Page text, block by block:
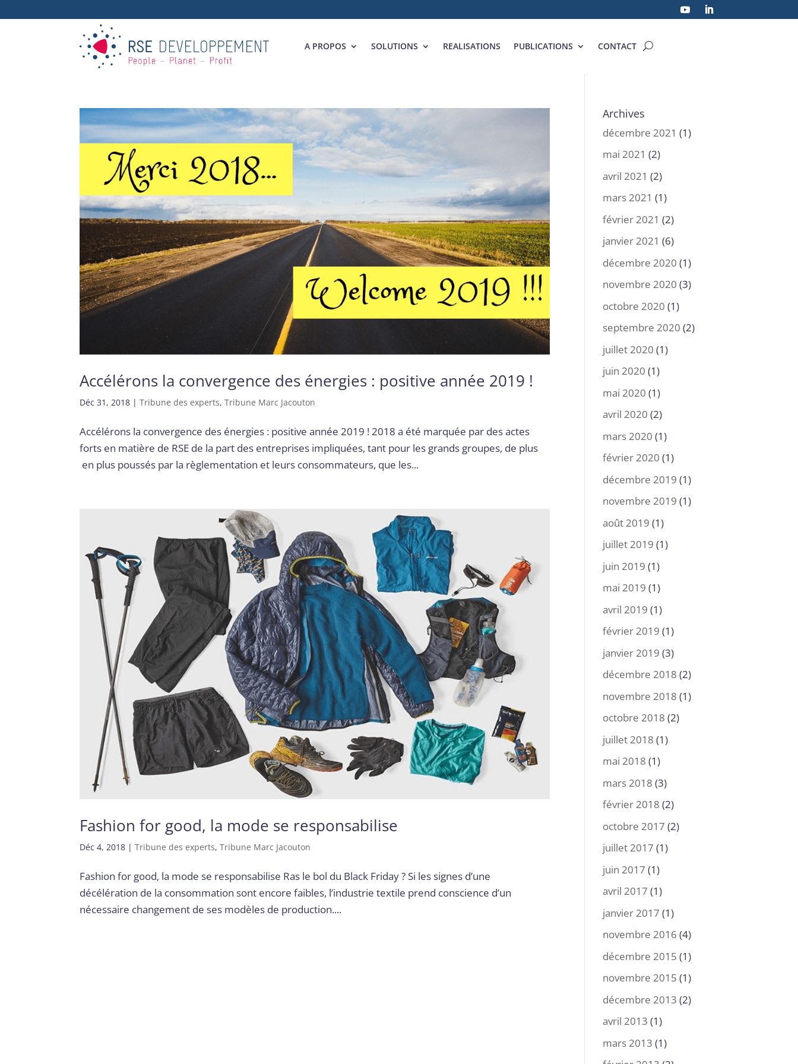
A PROPOS SOLUTIONS REALISATIONS PUBLICATIONS CONTACT
Accélérons la convergence des énergies : positive année 2019 !
Déc 31, 2018 |Tribune des experts,Tribune Marc Jacouton
Accélérons la convergence des énergies : positive année 2019 ! 2018 a été marquée par des actes
forts en matière de RSE de la part des entreprises impliquées, tant pour les grands groupes, de plus
en plus poussés par la règlementation et leurs consommateurs, que les...
Fashion for good, la mode se responsabilise
Déc 4, 2018 |Tribune des experts,Tribune Marc Jacouton
Fashion for good, la mode se responsabilise Ras le bol du Black Friday ? Si les signes d’une
décélération de la consommation sont encore faibles, l’industrie textile prend conscience d’un
nécessaire changement de ses modèles de production....
Archives
décembre 2021 (1)
mai 2021 (2)
avril 2021 (2)
mars 2021 (1)
février 2021 (2)
janvier 2021 (6)
décembre 2020 (1)
novembre 2020 (3)
octobre 2020 (1)
septembre 2020 (2)
juillet 2020 (1)
juin 2020 (1)
mai 2020 (1)
avril 2020 (2)
mars 2020 (1)
février 2020 (1)
décembre 2019 (1)
novembre 2019 (1)
août 2019 (1)
juillet 2019 (1)
juin 2019 (1)
mai 2019 (1)
avril 2019 (1)
février 2019 (1)
janvier 2019 (3)
décembre 2018 (2)
novembre 2018 (1)
octobre 2018 (2)
juillet 2018 (1)
mai 2018 (1)
mars 2018 (3)
février 2018 (2)
octobre 2017 (2)
juillet 2017 (1)
juin 2017 (1)
avril 2017 (1)
janvier 2017 (1)
novembre 2016 (4)
décembre 2015 (1)
novembre 2015 (1)
décembre 2013 (2)
avril 2013 (1)
mars 2013 (1)